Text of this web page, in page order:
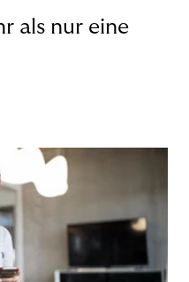
als nur eine